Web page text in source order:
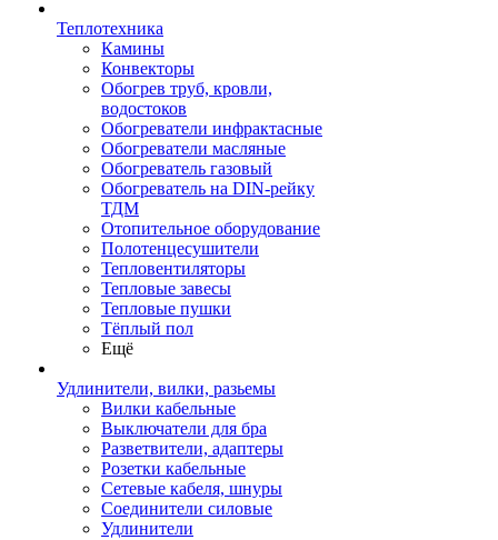
Теплотехника
Камины
Конвекторы
Обогрев труб, кровли,
водостоков
Обогреватели инфрактасные
Обогреватели масляные
Обогреватель газовый
Обогреватель на DIN-рейку
ТДМ
Отопительное оборудование
Полотенцесушители
Тепловентиляторы
Тепловые завесы
Тепловые пушки
Тёплый пол
Ещё
Удлинители, вилки, разьемы
Вилки кабельные
Выключатели для бра
Разветвители, адаптеры
Розетки кабельные
Сетевые кабеля, шнуры
Соединители силовые
Удлинители